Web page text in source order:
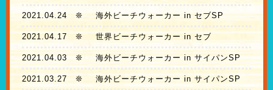
2021.04.24 ❊ 海外ビーチウォーカー in セブSP
2021.04.17 ❊ 世界ビーチウォーカー in セブ
2021.04.03❊ 海外ビーチウォーカー in サイパンSP
2021.03.27 ❊ 海外ビーチウォーカー in サイパンSP